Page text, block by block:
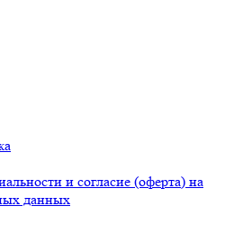
и согласие (оферта) на
данных